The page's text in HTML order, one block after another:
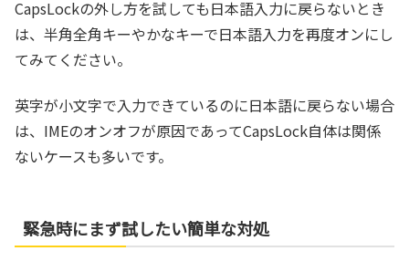
CapsLockの外し方を試しても日本語入力に戻らないとき
は、半角全角キーやかなキーで日本語入力を再度オンにし
てみてください。
英字が小文字で入力できているのに日本語に戻らない場合
は、IMEのオンオフが原因であってCapsLock自体は関係
ないケースも多いです。
緊急時にまず試したい簡単な対処